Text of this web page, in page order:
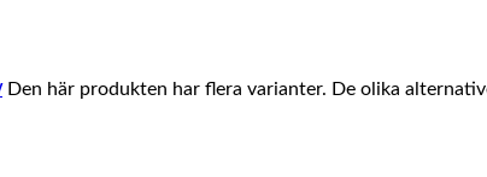
Den här produkten har flera varianter. De olika